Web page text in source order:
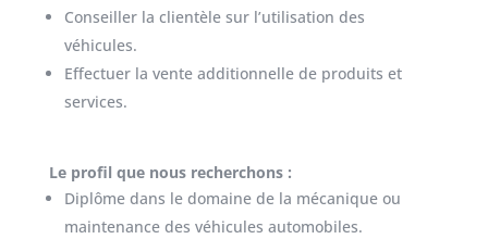
Conseiller la clientèle sur l’utilisation des
véhicules.
Effectuer la vente additionnelle de produits et
services.
Le profil que nous recherchons :
Diplôme dans le domaine de la mécanique ou
maintenance des véhicules automobiles.